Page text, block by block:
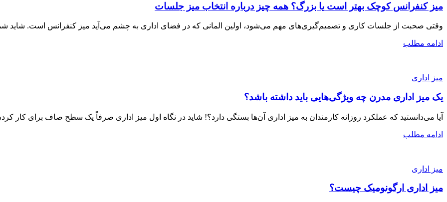
میز کنفرانس کوچک بهتر است یا بزرگ؟ همه چیز درباره انتخاب میز جلسات
وقتی صحبت از جلسات کاری و تصمیم‌گیری‌های مهم می‌شود، اولین المانی که در فضای اداری به چشم می‌آید میز کنفرانس است. شاید
ادامه مطلب
میز اداری
یک میز اداری مدرن چه ویژگی‌هایی باید داشته باشد؟
آیا می‌دانستید که عملکرد روزانه کارمندان به میز اداری آن‌ها بستگی دارد؟! شاید در نگاه اول میز اداری صرفاً یک سطح صاف برای کار
ادامه مطلب
میز اداری
میز اداری ارگونومیک چیست؟